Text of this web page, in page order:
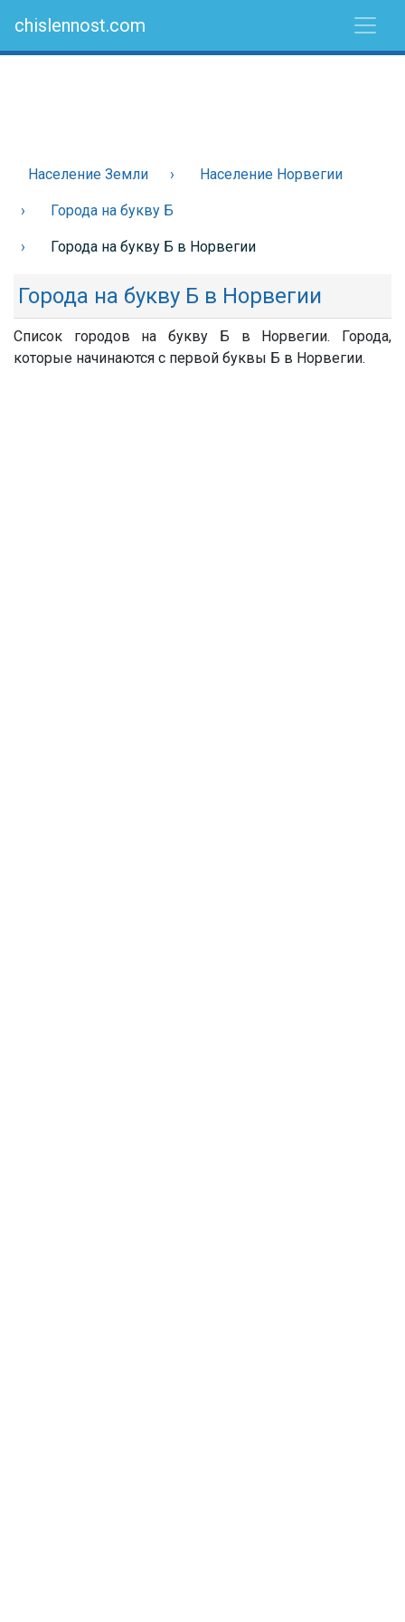
chislennost.com
Население Земли Население Норвегии
Города на букву Б
Города на букву Б в Норвегии
Города на букву Б в Норвегии
Список городов на букву Б в Норвегии. Города,
которые начинаются с первой буквы Б в Норвегии.